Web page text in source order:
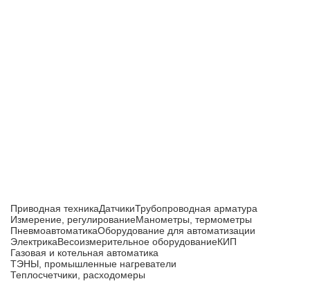
Приводная техникаДатчикиТрубопроводная арматура
Измерение, регулированиеМанометры, термометры
ПневмоавтоматикаОборудование для автоматизации
ЭлектрикаВесоизмерительное оборудованиеКИП
Газовая и котельная автоматика
ТЭНЫ, промышленные нагреватели
Теплосчетчики, расходомеры